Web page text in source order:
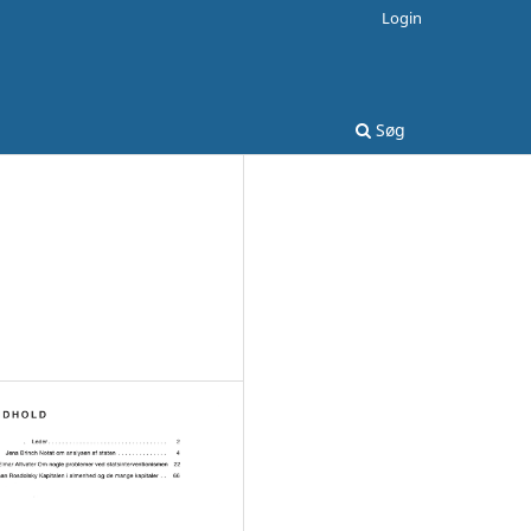
Søg
Login